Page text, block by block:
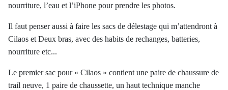
nourriture, l’eau et l’iPhone pour prendre les photos.
Il faut penser aussi à faire les sacs de délestage qui m’attendront à
Cilaos et Deux bras, avec des habits de rechanges, batteries,
nourriture etc...
Le premier sac pour « Cilaos » contient une paire de chaussure de
trail neuve, 1 paire de chaussette, un haut technique manche